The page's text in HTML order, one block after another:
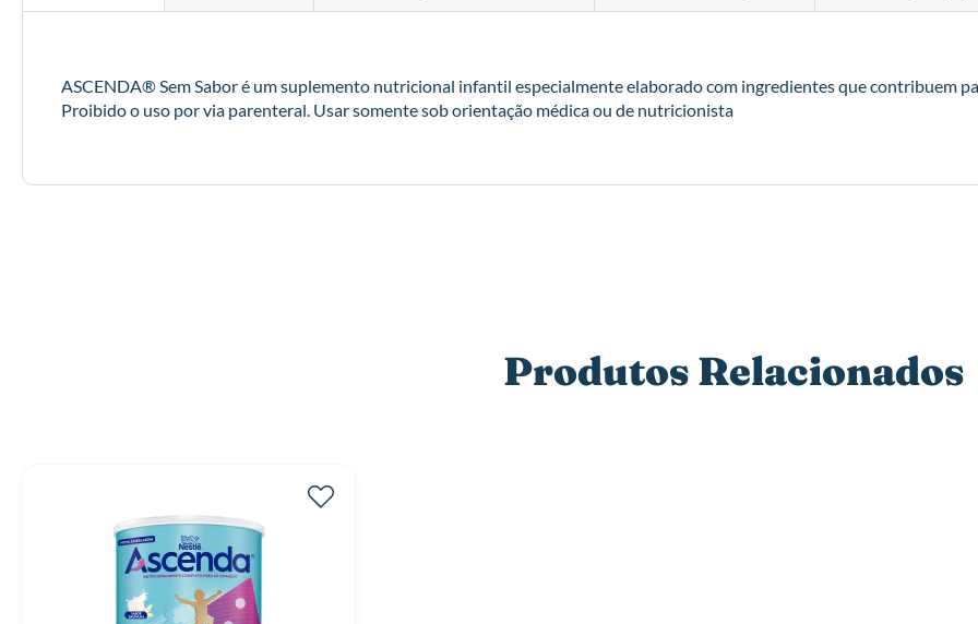
início
imagens
ASCENDA® Sem Sabor é um suplemento nutricional infantil especialmente elaborado com ingredientes que contribuem
Proibido o uso por via parenteral. Usar somente sob orientação médica ou de nutricionista
Produtos Relacionados